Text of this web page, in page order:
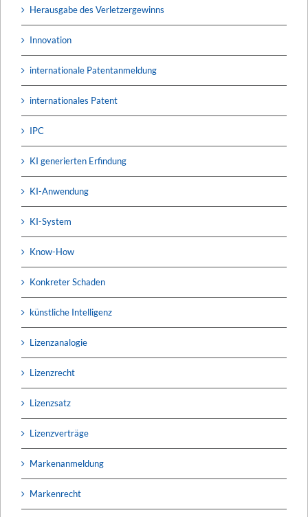
Herausgabe des Verletzergewinns
Innovation
internationale Patentanmeldung
internationales Patent
IPC
KI generierten Erfindung
KI-Anwendung
KI-System
Know-How
Konkreter Schaden
künstliche Intelligenz
Lizenzanalogie
Lizenzrecht
Lizenzsatz
Lizenzverträge
Markenanmeldung
Markenrecht